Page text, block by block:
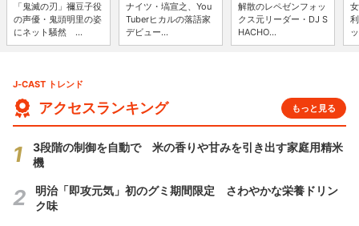
「鬼滅の刃」禰豆子役
の声優・鬼頭明里の姿
にネット騒然 ...
ナイツ・塙宣之、You
Tuberヒカルの落語家
デビュー...
解散のレペゼンフォッ
クス元リーダー・DJ S
HACHO...
J-CAST トレンド
アクセスランキング もっと見る
3段階の制御を自動で 米の香りや甘みを引き出す家庭用精米
機
明治「即攻元気」初のグミ期間限定 さわやかな栄養ドリン
ク味